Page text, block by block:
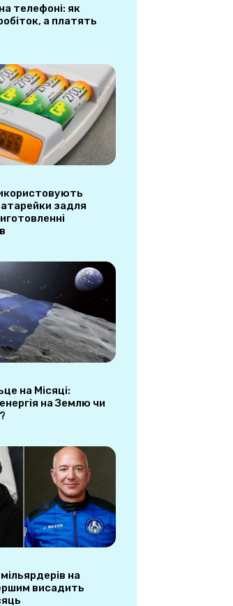
телефоні: як
а платять
задля
на Місяці:
на Землю чи
на
висадить